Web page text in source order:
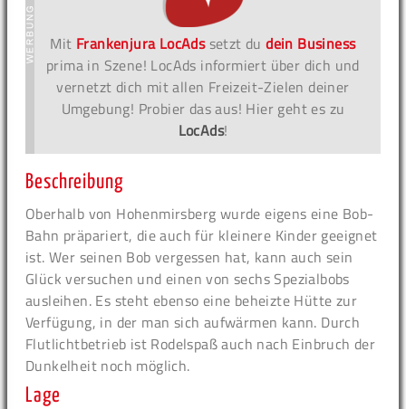
Mit Frankenjura LocAdssetzt dudein Business
prima in Szene! LocAds informiert über dich und
vernetzt dich mit allen Freizeit-Zielen deiner
Umgebung! Probier das aus! Hier geht es zu
LocAds!
Beschreibung
Oberhalb von Hohenmirsberg wurde eigens eine Bob-
Bahn präpariert, die auch für kleinere Kinder geeignet
ist. Wer seinen Bob vergessen hat, kann auch sein
Glück versuchen und einen von sechs Spezialbobs
ausleihen. Es steht ebenso eine beheizte Hütte zur
Verfügung, in der man sich aufwärmen kann. Durch
Flutlichtbetrieb ist Rodelspaß auch nach Einbruch der
Dunkelheit noch möglich.
Lage